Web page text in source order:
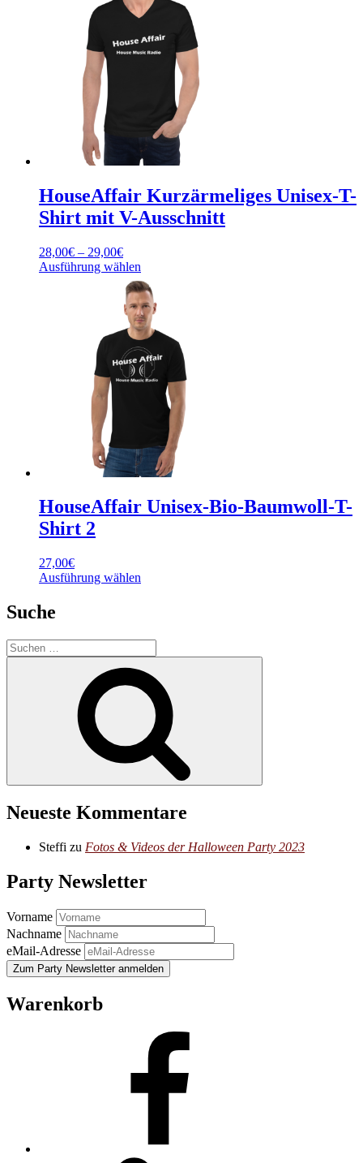
Varianten
Die
Optionen
können
Produktseite
gewählt
werden
HouseAffair Kurzärmeliges Unisex-T-
Shirt mit V-Ausschnitt
28,00€ – 29,00€Preisspanne:
28,00€
bis
29,00€
Ausführung wählen
Produkt
weist
mehrere
Varianten
auf.
Die
Optionen
können
Produktseite
gewählt
werden
HouseAffair Unisex-Bio-Baumwoll-T-
Shirt 2
27,00€
Ausführung wählen
Optionen
können
auf
der
Produktseite
gewählt
werden
Suche
Suchen
nach:
Neueste Kommentare
Steffi zu Fotos & Videos der Halloween Party 2023
Party Newsletter
Vorname
Nachname
eMail-Adresse
Warenkorb